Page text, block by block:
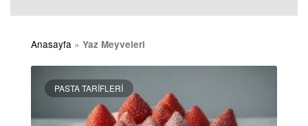
Anasayfa » Yaz Meyveleri
PASTA TARIFLERI